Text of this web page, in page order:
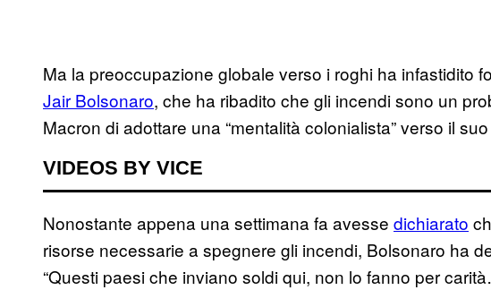
Ma la preoccupazione globale verso i roghi ha infastidito
Jair Bolsonaro, che ha ribadito che gli incendi sono un
Macron di adottare una “mentalità colonialista” verso il
VIDEOS BY VICE
Nonostante appena una settimana fa avesse dichiarato
risorse necessarie a spegnere gli incendi, Bolsonaro ha
“Questi paesi che inviano soldi qui, non lo fanno per